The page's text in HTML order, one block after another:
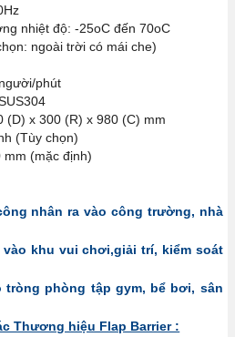
nhiệt độ: -25oC đến 70oC
ngoài trời có mái che)
phút
(D) x 300 (R) x 980 (C) mm
(Tùy chọn)
mm (mặc định)
nhân ra vào công trường, nhà
khu vui chơi,giải trí, kiểm soát
phòng tập gym, bể bơi, sân
Thương hiệu Flap Barrier :